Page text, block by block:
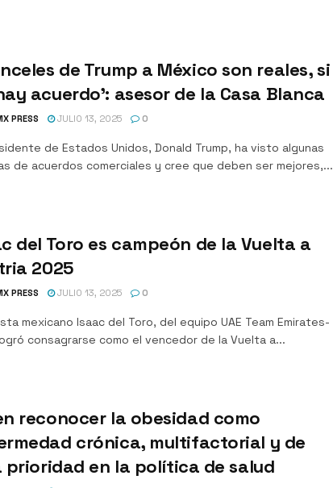
de Trump a México son reales, si
acuerdo’: asesor de la Casa Blanca
PRESS JULIO 13, 2025 0
de Estados Unidos, Donald Trump, ha visto algunas
de acuerdos comerciales y cree que deben ser mejores,...
del Toro es campeón de la Vuelta a
2025
PRESS JULIO 13, 2025 0
mexicano Isaac del Toro, del equipo UAE Team Emirates-
consagrarse como el vencedor de la Vuelta a...
reconocer la obesidad como
crónica, multifactorial y de
prioridad en la política de salud